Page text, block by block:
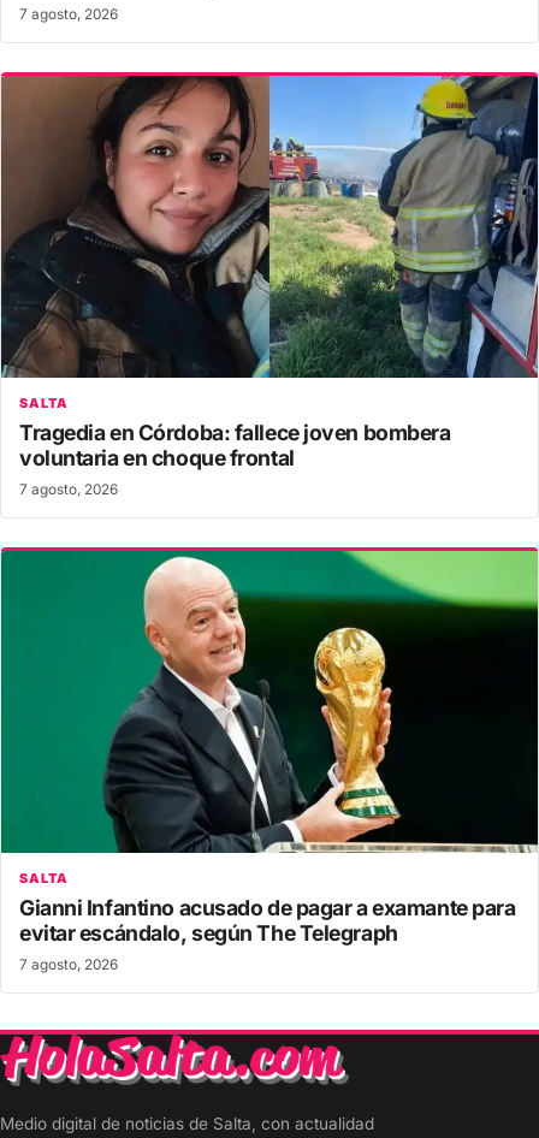
7 agosto, 2026
SALTA
Tragedia en Córdoba: fallece joven bombera
voluntaria en choque frontal
7 agosto, 2026
SALTA
Gianni Infantino acusado de pagar a examante para
evitar escándalo, según The Telegraph
7 agosto, 2026
Medio digital de noticias de Salta, con actualidad